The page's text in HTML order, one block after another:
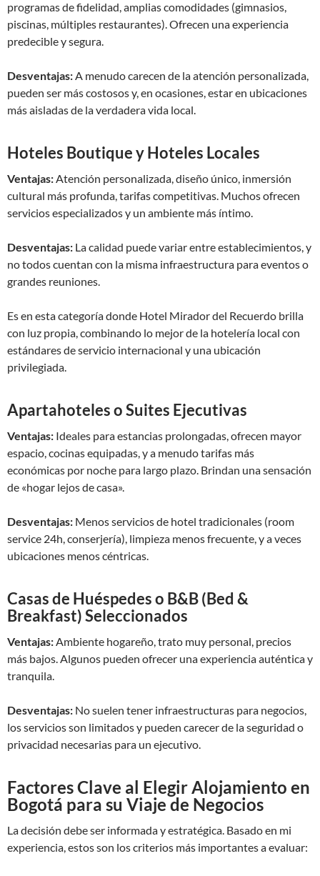
programas de fidelidad, amplias comodidades (gimnasios,
piscinas, múltiples restaurantes). Ofrecen una experiencia
predecible y segura.
Desventajas:A menudo carecen de la atención personalizada,
pueden ser más costosos y, en ocasiones, estar en ubicaciones
más aisladas de la verdadera vida local.
Hoteles Boutique y Hoteles Locales
Ventajas:Atención personalizada, diseño único, inmersión
cultural más profunda, tarifas competitivas. Muchos ofrecen
servicios especializados y un ambiente más íntimo.
Desventajas: La calidad puede variar entre establecimientos, y
no todos cuentan con la misma infraestructura para eventos o
grandes reuniones.
Es en esta categoría donde Hotel Mirador del Recuerdo brilla
con luz propia, combinando lo mejor de la hotelería local con
estándares de servicio internacional y una ubicación
privilegiada.
Apartahoteles o Suites Ejecutivas
Ventajas: Ideales para estancias prolongadas, ofrecen mayor
espacio, cocinas equipadas, y a menudo tarifas más
económicas por noche para largo plazo. Brindan una sensación
de «hogar lejos de casa».
Desventajas: Menos servicios de hotel tradicionales (room
service 24h, conserjería), limpieza menos frecuente, y a veces
ubicaciones menos céntricas.
Casas de Huéspedes o B&B (Bed &
Breakfast) Seleccionados
Ventajas:Ambiente hogareño, trato muy personal, precios
más bajos. Algunos pueden ofrecer una experiencia auténtica y
tranquila.
Desventajas: No suelen tener infraestructuras para negocios,
los servicios son limitados y pueden carecer de la seguridad o
privacidad necesarias para un ejecutivo.
Factores Clave al Elegir Alojamiento en
Bogotá para su Viaje de Negocios
La decisión debe ser informada y estratégica. Basado en mi
experiencia, estos son los criterios más importantes a evaluar: